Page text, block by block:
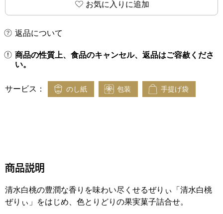
お気に入りに追加
返品について
商品の性質上、食品のキャンセル、返品はご容赦くださ
い。
サービス： のし紙 包装 手提げ袋
商品説明
清水白桃の豊潤な香りを味わい尽くせるぜりぃ「清水白桃
ぜりぃ」をはじめ、色とりどりの果実菓子詰合せ。